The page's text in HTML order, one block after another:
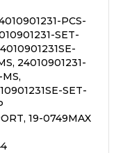
PCS-
SET-
24010901231-
SET-
19-0749MAX